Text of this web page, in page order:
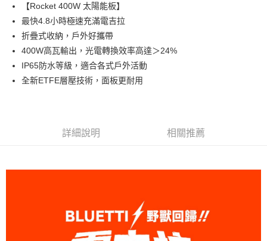
【Rocket 400W 太陽能板】
最快4.8小時極速充滿電吉拉
折疊式收納，戶外好攜帶
400W高瓦輸出，光電轉換效率高達＞24%
IP65防水等級，適合各式戶外活動
全新ETFE層壓技術，面板更耐用
詳細說明 相關推薦